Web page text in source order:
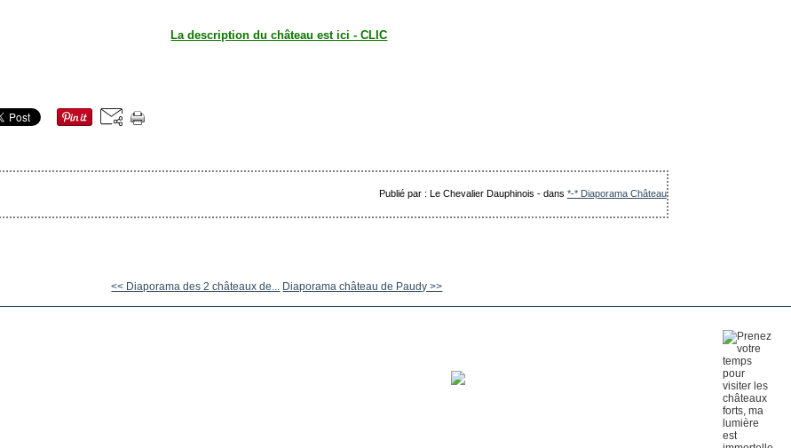
La description du château est ici - CLIC
Publié par : Le Chevalier Dauphinois -dans *-* Diaporama Château
<< Diaporama des 2 châteaux de... Diaporama château de Paudy >>